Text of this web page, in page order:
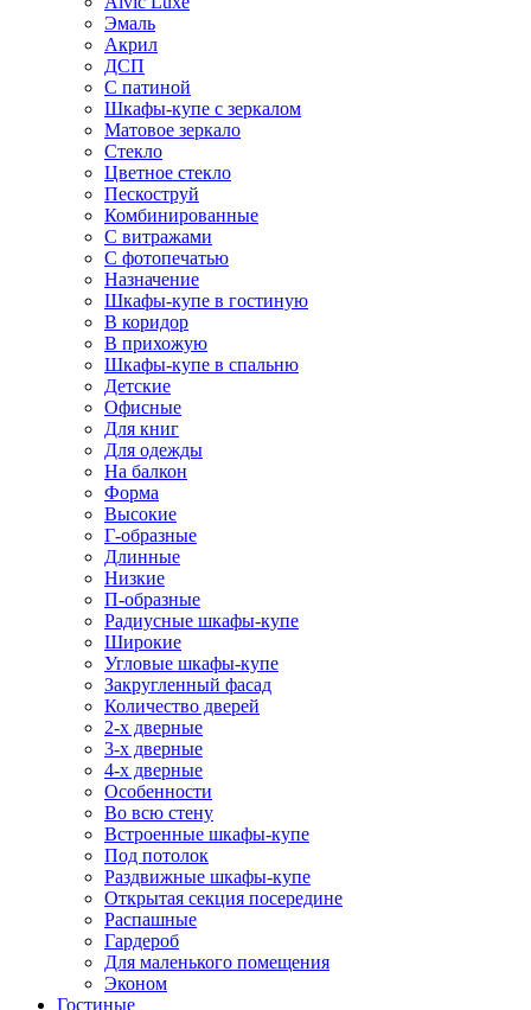
Эмаль
Акрил
ДСП
С патиной
Шкафы-купе с зеркалом
Матовое зеркало
Стекло
Цветное стекло
Пескоструй
Комбинированные
С витражами
С фотопечатью
Назначение
Шкафы-купе в гостиную
В коридор
В прихожую
Шкафы-купе в спальню
Детские
Офисные
Для книг
Для одежды
На балкон
Форма
Высокие
Г-образные
Длинные
Низкие
П-образные
Радиусные шкафы-купе
Широкие
Угловые шкафы-купе
Закругленный фасад
Количество дверей
2-х дверные
3-х дверные
4-х дверные
Особенности
Во всю стену
Встроенные шкафы-купе
Под потолок
Раздвижные шкафы-купе
Открытая секция посередине
Распашные
Гардероб
Для маленького помещения
Эконом
Гостиные